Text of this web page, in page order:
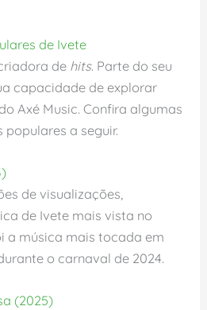
de Ivete
de hits. Parte do seu
capacidade de explorar
Axé Music. Confira algumas
populares a seguir.
de visualizações,
de Ivete mais vista no
a música mais tocada em
o carnaval de 2024.
(2025)